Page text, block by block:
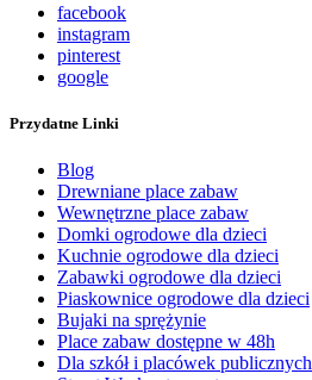
facebook
instagram
pinterest
google
Przydatne Linki
Blog
Drewniane place zabaw
Wewnętrzne place zabaw
Domki ogrodowe dla dzieci
Kuchnie ogrodowe dla dzieci
Zabawki ogrodowe dla dzieci
Piaskownice ogrodowe dla dzieci
Bujaki na sprężynie
Place zabaw dostępne w 48h
Dla szkół i placówek publicznych